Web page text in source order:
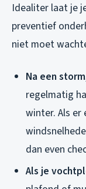
Idealiter laat je
preventief
niet moet
Na een storm
regelmatig
winter. Als
dan even
Als je